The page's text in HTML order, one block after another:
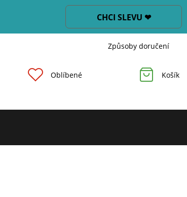
CHCI SLEVU ❤
Způsoby doručení
Oblíbené Košík